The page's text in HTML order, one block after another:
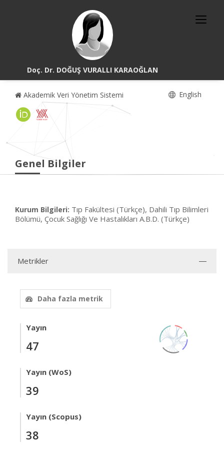
Doç. Dr. DOĞUŞ VURALLI KARAOĞLAN
Akademik Veri Yönetim Sistemi English
Genel Bilgiler
Kurum Bilgileri: Tıp Fakültesi (Türkçe), Dahili Tıp Bilimleri
Bölümü, Çocuk Sağlığı Ve Hastalıkları A.B.D. (Türkçe)
Metrikler
Daha fazla metrik
Yayın
47
Yayın (WoS)
39
Yayın (Scopus)
38